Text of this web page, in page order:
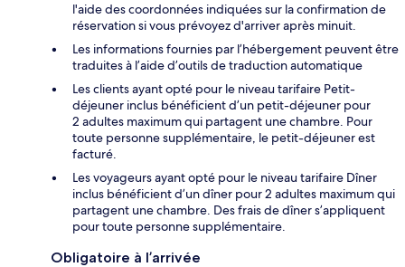
l'aide des coordonnées indiquées sur la confirmation de
réservation si vous prévoyez d'arriver après minuit.
Les informations fournies par l’hébergement peuvent être
traduites à l’aide d’outils de traduction automatique
Les clients ayant opté pour le niveau tarifaire Petit-
déjeuner inclus bénéficient d’un petit-déjeuner pour
2 adultes maximum qui partagent une chambre. Pour
toute personne supplémentaire, le petit-déjeuner est
facturé.
Les voyageurs ayant opté pour le niveau tarifaire Dîner
inclus bénéficient d’un dîner pour 2 adultes maximum qui
partagent une chambre. Des frais de dîner s’appliquent
pour toute personne supplémentaire.
Obligatoire à l’arrivée